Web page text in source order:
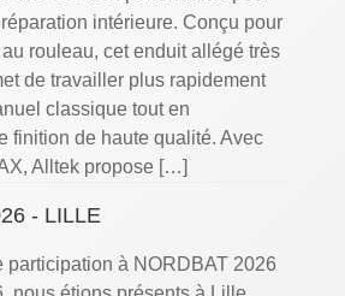
intérieure. Conçu pour
rouleau, cet enduit allégé très
de travailler plus rapidement
classique tout en
finition de haute qualité. Avec
Alltek propose […]
- LILLE
participation à NORDBAT 2026